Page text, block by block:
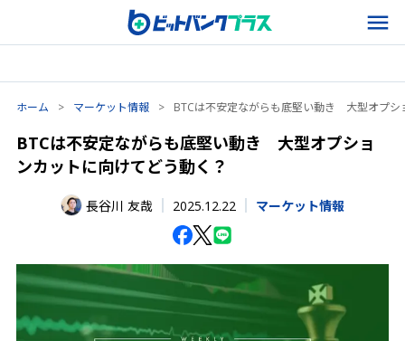
ホーム > マーケット情報 > BTCは不安定ながらも底堅い動き 大型オプシ
BTCは不安定ながらも底堅い動き 大型オプショ
ンカットに向けてどう動く？
長谷川 友哉 2025.12.22 マーケット情報